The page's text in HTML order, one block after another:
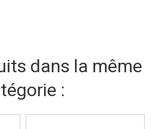
dans la même
: